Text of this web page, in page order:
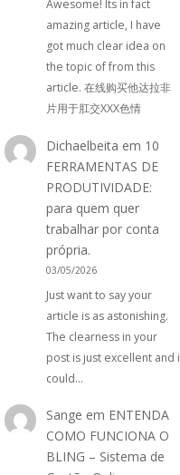
Awesome! Its in fact
amazing article, I have
got much clear idea on
the topic of from this
article. 在线购买他达拉非
片用于肛交XXX色情
Dichaelbeita em 10
FERRAMENTAS DE
PRODUTIVIDADE:
para quem quer
trabalhar por conta
própria.
03/05/2026
Just want to say your
article is as astonishing.
The clearness in your
post is just excellent and i
could…
Sange em ENTENDA
COMO FUNCIONA O
BLING – Sistema de